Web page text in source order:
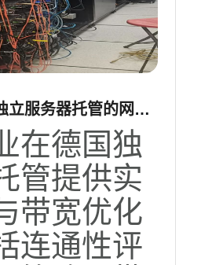
立服务器托管的网络
在德国独
管提供实
带宽优化
连通性评